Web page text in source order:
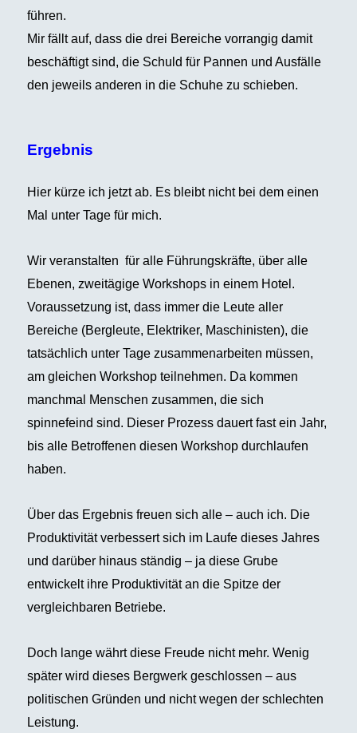
führen.
Mir fällt auf, dass die drei Bereiche vorrangig damit
beschäftigt sind, die Schuld für Pannen und Ausfälle
den jeweils anderen in die Schuhe zu schieben.
Ergebnis
Hier kürze ich jetzt ab. Es bleibt nicht bei dem einen
Mal unter Tage für mich.
Wir veranstalten für alle Führungskräfte, über alle
Ebenen, zweitägige Workshops in einem Hotel.
Voraussetzung ist, dass immer die Leute aller
Bereiche (Bergleute, Elektriker, Maschinisten), die
tatsächlich unter Tage zusammenarbeiten müssen,
am gleichen Workshop teilnehmen. Da kommen
manchmal Menschen zusammen, die sich
spinnefeind sind. Dieser Prozess dauert fast ein Jahr,
bis alle Betroffenen diesen Workshop durchlaufen
haben.
Über das Ergebnis freuen sich alle – auch ich. Die
Produktivität verbessert sich im Laufe dieses Jahres
und darüber hinaus ständig – ja diese Grube
entwickelt ihre Produktivität an die Spitze der
vergleichbaren Betriebe.
Doch lange währt diese Freude nicht mehr. Wenig
später wird dieses Bergwerk geschlossen – aus
politischen Gründen und nicht wegen der schlechten
Leistung.